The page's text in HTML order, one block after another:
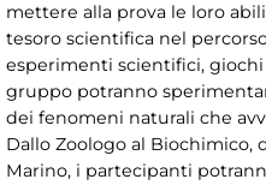
mettere alla prova le loro
tesoro scientifica nel
esperimenti scientifici,
gruppo potranno
dei fenomeni naturali che
Dallo Zoologo al Biochimico,
Marino, i partecipanti